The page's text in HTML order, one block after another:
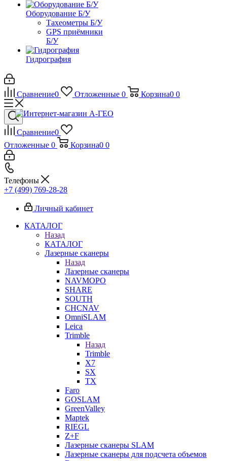
Оборудование Б/У
Тахеометры Б/У
GPS приёмники
Б/У
Гидрография
Сравнение0 Отложенные 0 Корзина0 0
Сравнение0
Отложенные 0 Корзина0 0
Телефоны
+7 (499) 769-28-28
Личный кабинет
КАТАЛОГ
Назад
КАТАЛОГ
Лазерные сканеры
Назад
Лазерные сканеры
NAVMOPO
SHARE
SOUTH
CHCNAV
OmniSLAM
Leica
Trimble
Назад
Trimble
X7
SX
TX
Faro
GOSLAM
GreenValley
Maptek
RIEGL
Z+F
Лазерные сканеры SLAM
Лазерные сканеры для подсчета объемов